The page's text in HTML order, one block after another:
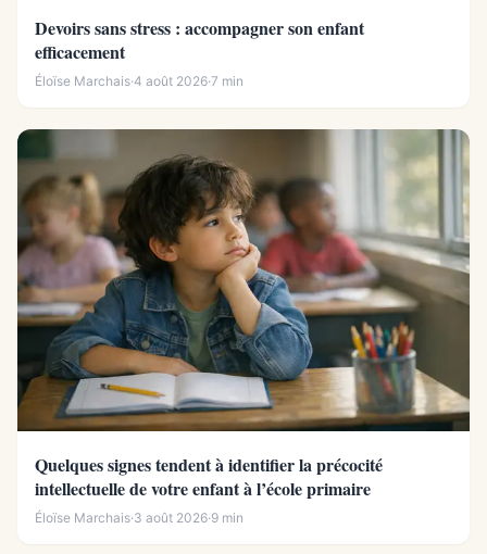
Devoirs sans stress : accompagner son enfant
efficacement
Éloïse Marchais·4 août 2026·7 min
Quelques signes tendent à identifier la précocité
intellectuelle de votre enfant à l’école primaire
Éloïse Marchais·3 août 2026·9 min